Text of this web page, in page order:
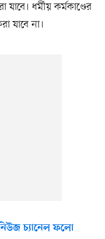
ধর্মীয় কর্মকাণ্ডের
যাবে না।
চ্যানেল ফলো